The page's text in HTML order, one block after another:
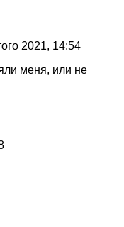
2021, 14:54
меня, или не